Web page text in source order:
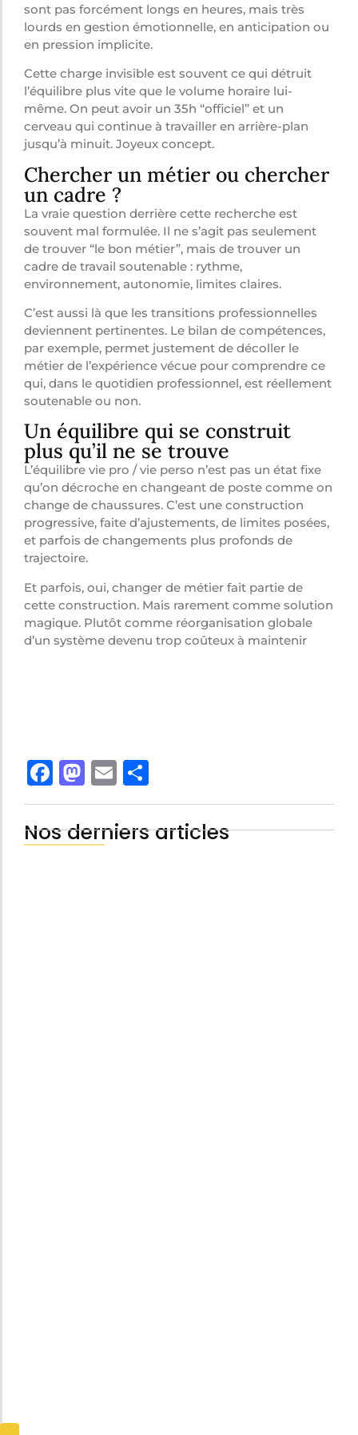
sont pas forcément longs en heures, mais très
lourds en gestion émotionnelle, en anticipation ou
en pression implicite.
Cette charge invisible est souvent ce qui détruit
l’équilibre plus vite que le volume horaire lui-
même. On peut avoir un 35h “officiel” et un
cerveau qui continue à travailler en arrière-plan
jusqu’à minuit. Joyeux concept.
Chercher un métier ou chercher
un cadre ?
La vraie question derrière cette recherche est
souvent mal formulée. Il ne s’agit pas seulement
de trouver “le bon métier”, mais de trouver un
cadre de travail soutenable : rythme,
environnement, autonomie, limites claires.
C’est aussi là que les transitions professionnelles
deviennent pertinentes. Le bilan de compétences,
par exemple, permet justement de décoller le
métier de l’expérience vécue pour comprendre ce
qui, dans le quotidien professionnel, est réellement
soutenable ou non.
Un équilibre qui se construit
plus qu’il ne se trouve
L’équilibre vie pro / vie perso n’est pas un état fixe
qu’on décroche en changeant de poste comme on
change de chaussures. C’est une construction
progressive, faite d’ajustements, de limites posées,
et parfois de changements plus profonds de
trajectoire.
Et parfois, oui, changer de métier fait partie de
cette construction. Mais rarement comme solution
magique. Plutôt comme réorganisation globale
d’un système devenu trop coûteux à maintenir
Facebook
Mastodon
Email
Nos derniers articles